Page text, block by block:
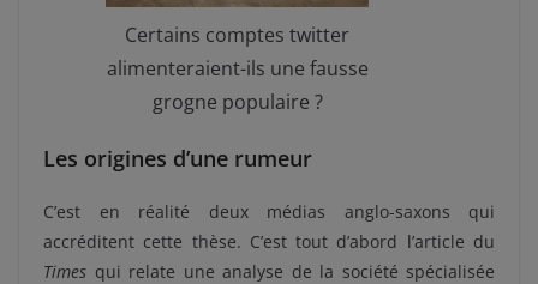
Certains comptes twitter
alimenteraient-ils une fausse
grogne populaire ?
Les origines d’une rumeur
C’est en réalité deux médias anglo-saxons qui
accréditent cette thèse. C’est tout d’abord l’article du
Times qui relate une analyse de la société spécialisée